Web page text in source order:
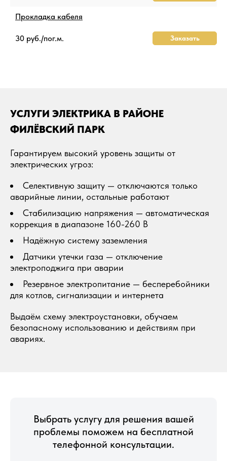
Прокладка кабеля
30 руб./пог.м. Заказать
УСЛУГИ ЭЛЕКТРИКА В РАЙОНЕ
ФИЛЁВСКИЙ ПАРК
Гарантируем высокий уровень защиты от
электрических угроз:
Селективную защиту — отключаются только
аварийные линии, остальные работают
Стабилизацию напряжения — автоматическая
коррекция в диапазоне 160-260 В
Надёжную систему заземления
Датчики утечки газа — отключение
электроподжига при аварии
Резервное электропитание — бесперебойники
для котлов, сигнализации и интернета
Выдаём схему электроустановки, обучаем
безопасному использованию и действиям при
авариях.
Выбрать услугу для решения вашей
проблемы поможем на бесплатной
телефонной консультации.